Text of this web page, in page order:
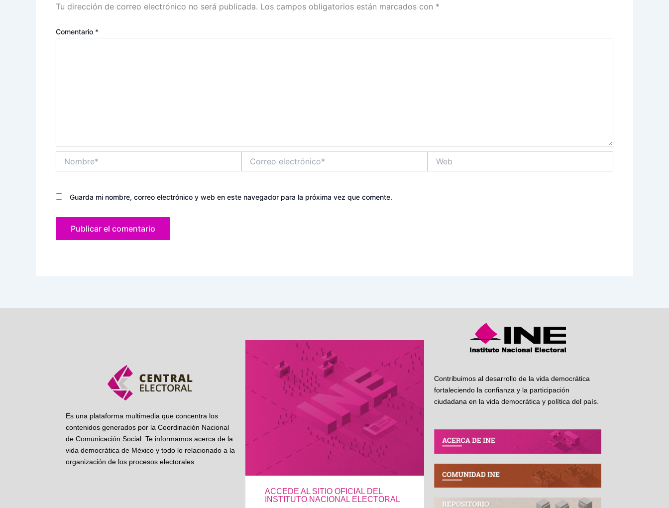
Tu dirección de correo electrónico no será publicada. Los campos obligatorios están marcados con *
Comentario *
electrónico*
Guarda mi nombre, correo electrónico y web en este navegador para la próxima vez que comente.
Es una plataforma multimedia que concentra los
contenidos generados por la Coordinación Nacional
de Comunicación Social. Te informamos acerca de la
vida democrática de México y todo lo relacionado a la
organización de los procesos electorales
ACCEDE AL SITIO OFICIAL DEL
INSTITUTO NACIONAL ELECTORAL
Contribuimos al desarrollo de la vida democrática
fortaleciendo la confianza y la participación
ciudadana en la vida democrática y política del país.